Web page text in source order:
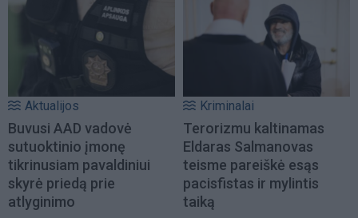
Aktualijos
Buvusi AAD vadovė
sutuoktinio įmonę
tikrinusiam pavaldiniui
skyrė priedą prie
atlyginimo
Kriminalai
Terorizmu kaltinamas
Eldaras Salmanovas
teisme pareiškė esąs
pacisfistas ir mylintis
taiką